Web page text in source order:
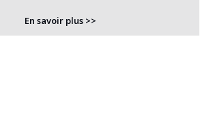
En savoir plus >>